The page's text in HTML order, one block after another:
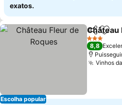
exatos.
Escolha popular
Partilhar
Château
3 Estrelas
8,8
Vinhos